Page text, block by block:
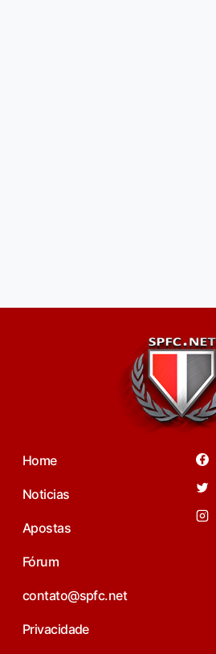
Home
Noticias
Apostas
Fórum
contato@spfc.net
Privacidade